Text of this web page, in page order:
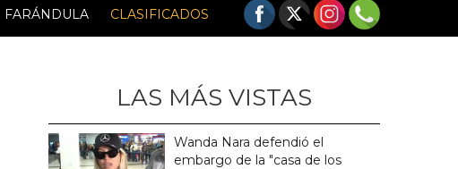
FARÁNDULA CLASIFICADOS
LAS MÁS VISTAS
Wanda Nara defendió el
embargo de la "casa de los